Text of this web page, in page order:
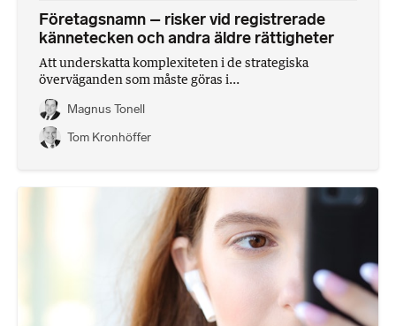
Företagsnamn – risker vid registrerade
kännetecken och andra äldre rättigheter
Att underskatta komplexiteten i de strategiska
överväganden som måste göras i...
Magnus Tonell
Tom Kronhöffer